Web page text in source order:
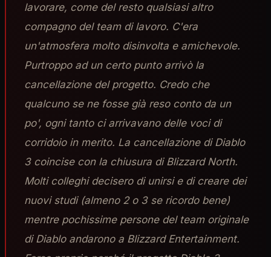
lavorare, come del resto qualsiasi altro
compagno del team di lavoro. C'era
un'atmosfera molto disinvolta e amichevole.
Purtroppo ad un certo punto arrivò la
cancellazione del progetto. Credo che
qualcuno se ne fosse già reso conto da un
po', ogni tanto ci arrivavano delle voci di
corridoio in merito. La cancellazione di Diablo
3 coincise con la chiusura di Blizzard North.
Molti colleghi decisero di unirsi e di creare dei
nuovi studi (almeno 2 o 3 se ricordo bene)
mentre pochissime persone del team originale
di Diablo andarono a Blizzard Entertainment.